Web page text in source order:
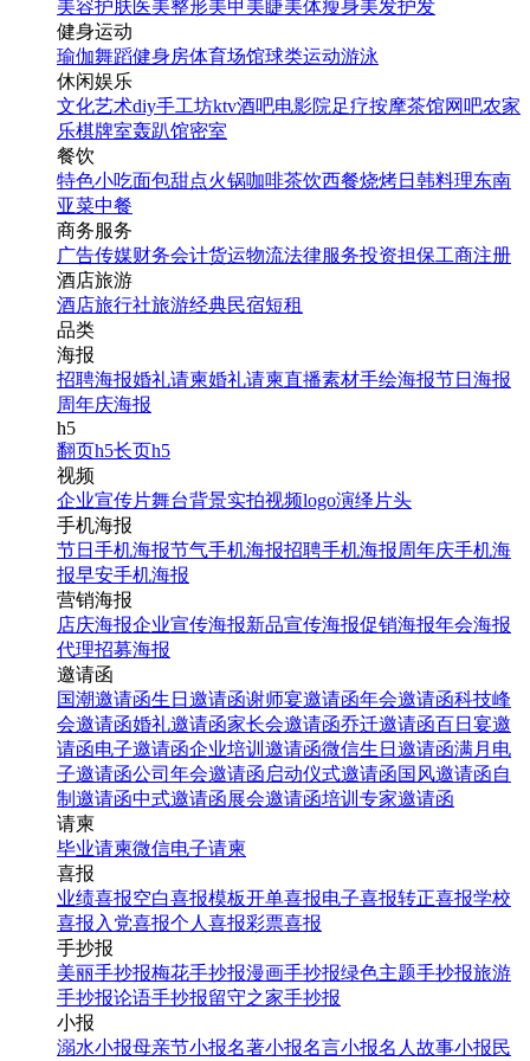
美容护肤医美整形美甲美睫美体瘦身美发护发
健身运动
瑜伽舞蹈健身房体育场馆球类运动游泳
休闲娱乐
文化艺术diy手工坊ktv酒吧电影院足疗按摩茶馆网吧农家
乐棋牌室轰趴馆密室
餐饮
特色小吃面包甜点火锅咖啡茶饮西餐烧烤日韩料理东南
亚菜中餐
商务服务
广告传媒财务会计货运物流法律服务投资担保工商注册
酒店旅游
酒店旅行社旅游经典民宿短租
品类
海报
招聘海报婚礼请柬婚礼请柬直播素材手绘海报节日海报
周年庆海报
h5
翻页h5长页h5
视频
企业宣传片舞台背景实拍视频logo演绎 片头
手机海报
节日手机海报节气手机海报招聘手机海报周年庆手机海
报早安手机海报
营销海报
店庆海报企业宣传海报新品宣传海报促销海报年会海报
代理招募海报
邀请函
国潮邀请函生日邀请函谢师宴邀请函年会邀请函科技峰
会邀请函婚礼邀请函家长会邀请函乔迁邀请函百日宴邀
请函电子邀请函企业培训邀请函微信生日邀请函满月电
子邀请函公司年会邀请函 启动仪式邀请函国风邀请函自
制邀请函中式邀请函展会邀请函培训专家邀请函
请柬
毕业请柬微信电子请柬
喜报
业绩喜报空白喜报模板开单喜报电子喜报转正喜报学校
喜报 入党喜报个人喜报彩票喜报
手抄报
美丽手抄报梅花手抄报漫画手抄报绿色主题手抄报旅游
手抄报论语手抄报留守之家手抄报
小报
溺水小报母亲节小报名著小报名言小报名人故事小报民